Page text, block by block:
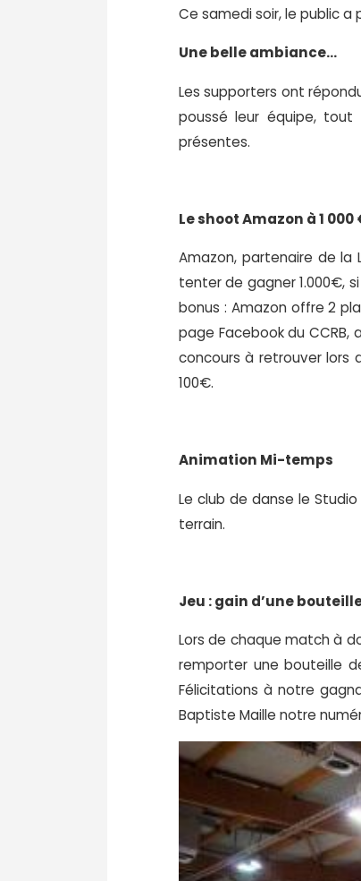
Ce samedi soir, le public a
Une belle ambiance…
Les supporters ont
poussé leur équipe,
présentes.
Le shoot Amazon à 1
Amazon, partenaire de la
tenter de gagner 1.000€,
bonus : Amazon offre 2
page Facebook du
concours à retrouver lors
100€.
Animation Mi-temps
Le club de danse le
terrain.
Jeu : gain d’une
Lors de chaque match à
remporter une bouteille
Félicitations à notre
Baptiste Maille notre